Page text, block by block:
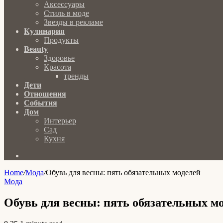
Аксессуары
Стиль в моде
Звезды в рекламе
Кулинария
Продукты
Beauty
Здоровье
Красота
тренды
Дети
Отношения
События
Дом
Интерьер
Сад
Кухня
Home/Мода/Обувь для весны: пять обязательных моделей
Мода
Обувь для весны: пять обязательных